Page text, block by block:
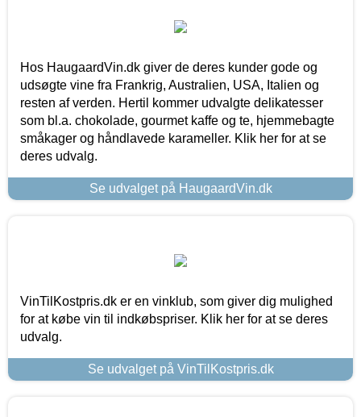
Hos HaugaardVin.dk giver de deres kunder gode og
udsøgte vine fra Frankrig, Australien, USA, Italien og
resten af verden. Hertil kommer udvalgte delikatesser
som bl.a. chokolade, gourmet kaffe og te, hjemmebagte
småkager og håndlavede karameller. Klik her for at se
deres udvalg.
Se udvalget på HaugaardVin.dk
VinTilKostpris.dk er en vinklub, som giver dig mulighed
for at købe vin til indkøbspriser. Klik her for at se deres
udvalg.
Se udvalget på VinTilKostpris.dk